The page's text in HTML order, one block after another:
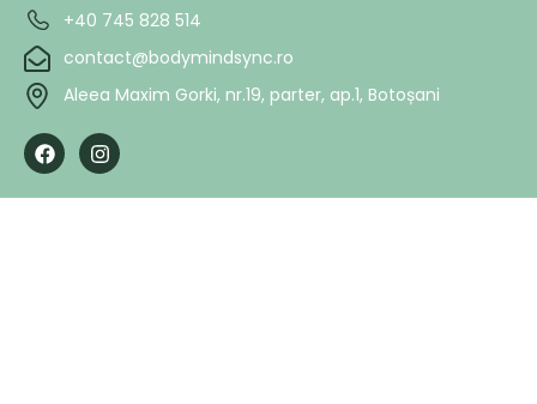
+40 745 828 514
contact@bodymindsync.ro
Aleea Maxim Gorki, nr.19, parter, ap.1, Botoșani
F
a
e
I
n
t